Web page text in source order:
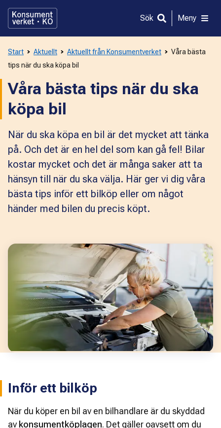
direkt
innehållet
Sök Meny
Start Aktuellt Aktuellt från Konsumentverket
Våra bästa
tips när du ska köpa bil
Våra bästa tips när du ska
köpa bil
När du ska köpa en bil är det mycket att tänka
på. Och det är en hel del som kan gå fel! Bilar
kostar mycket och det är många saker att ta
hänsyn till när du ska välja. Här ger vi dig våra
bästa tips inför ett bilköp eller om något
händer med bilen du precis köpt.
Inför ett bilköp
När du köper en bil av en bilhandlare är du skyddad
av konsumentköplagen. Det gäller oavsett om du